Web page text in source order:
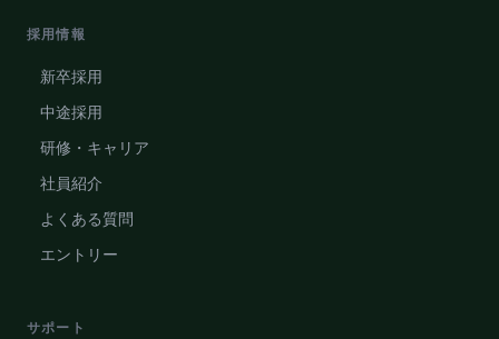
採用情報
新卒採用
中途採用
研修・キャリア
社員紹介
よくある質問
エントリー
サポート